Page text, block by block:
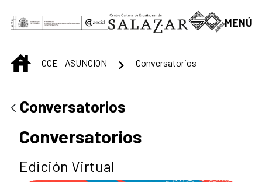
Saltar al contenido principal
MENÚ
INICIOCCE - ASUNCION Conversatorios
Conversatorios
Conversatorios
Edición Virtual